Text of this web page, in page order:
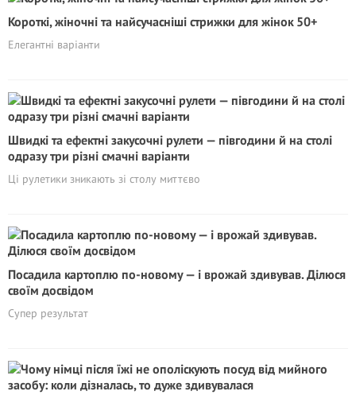
Короткі, жіночні та найсучасніші стрижки для жінок 50+
Елегантні варіанти
Швидкі та ефектні закусочні рулети — півгодини й на столі
одразу три різні смачні варіанти
Ці рулетики зникають зі столу миттєво
Посадила картоплю по-новому — і врожай здивував. Ділюся
своїм досвідом
Супер результат